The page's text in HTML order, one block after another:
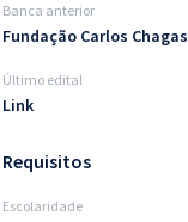
Banca anterior
Fundação Carlos Chagas
Último edital
Link
Requisitos
Escolaridade